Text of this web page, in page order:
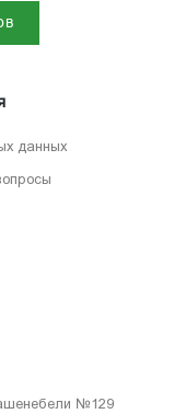
данных
№129